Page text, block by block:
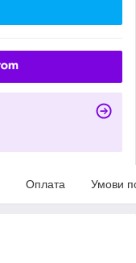
Оплата Умови